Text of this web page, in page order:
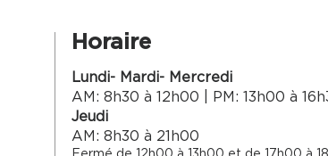
Horaire
Lundi- Mardi- Mercredi
AM: 8h30 à 12h00 | PM: 13h00 à
Jeudi
AM: 8h30 à 21h00